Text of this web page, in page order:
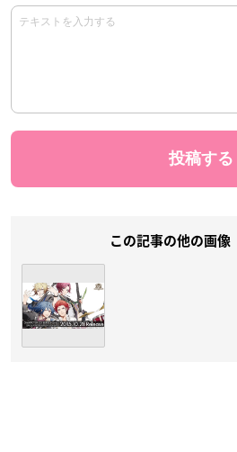
この記事の他の画像